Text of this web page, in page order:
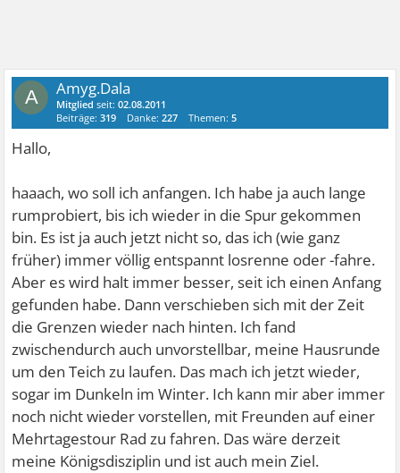
A Amyg.Dala
Mitglied seit:02.08.2011
Beiträge:319 Danke:227 Themen:5
Hallo,
haaach, wo soll ich anfangen. Ich habe ja auch lange
rumprobiert, bis ich wieder in die Spur gekommen
bin. Es ist ja auch jetzt nicht so, das ich (wie ganz
früher) immer völlig entspannt losrenne oder -fahre.
Aber es wird halt immer besser, seit ich einen Anfang
gefunden habe. Dann verschieben sich mit der Zeit
die Grenzen wieder nach hinten. Ich fand
zwischendurch auch unvorstellbar, meine Hausrunde
um den Teich zu laufen. Das mach ich jetzt wieder,
sogar im Dunkeln im Winter. Ich kann mir aber immer
noch nicht wieder vorstellen, mit Freunden auf einer
Mehrtagestour Rad zu fahren. Das wäre derzeit
meine Königsdisziplin und ist auch mein Ziel.